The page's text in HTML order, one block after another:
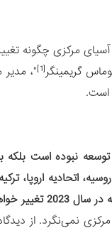
مرکزی چگونه
گریمینگر[1]
است.
نبوده است بلکه
اتحادیه اروپا،
کرد؟
مرکزی نمی‌نگرد. از